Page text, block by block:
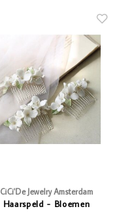
CiCi'De Jewelry Amsterdam
Haarspeld - Bloemen